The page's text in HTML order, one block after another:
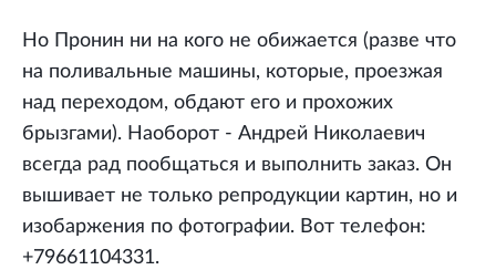
Но Пронин ни на кого не обижается (разве что
на поливальные машины, которые, проезжая
над переходом, обдают его и прохожих
брызгами). Наоборот - Андрей Николаевич
всегда рад пообщаться и выполнить заказ. Он
вышивает не только репродукции картин, но и
изобаржения по фотографии. Вот телефон:
+79661104331.